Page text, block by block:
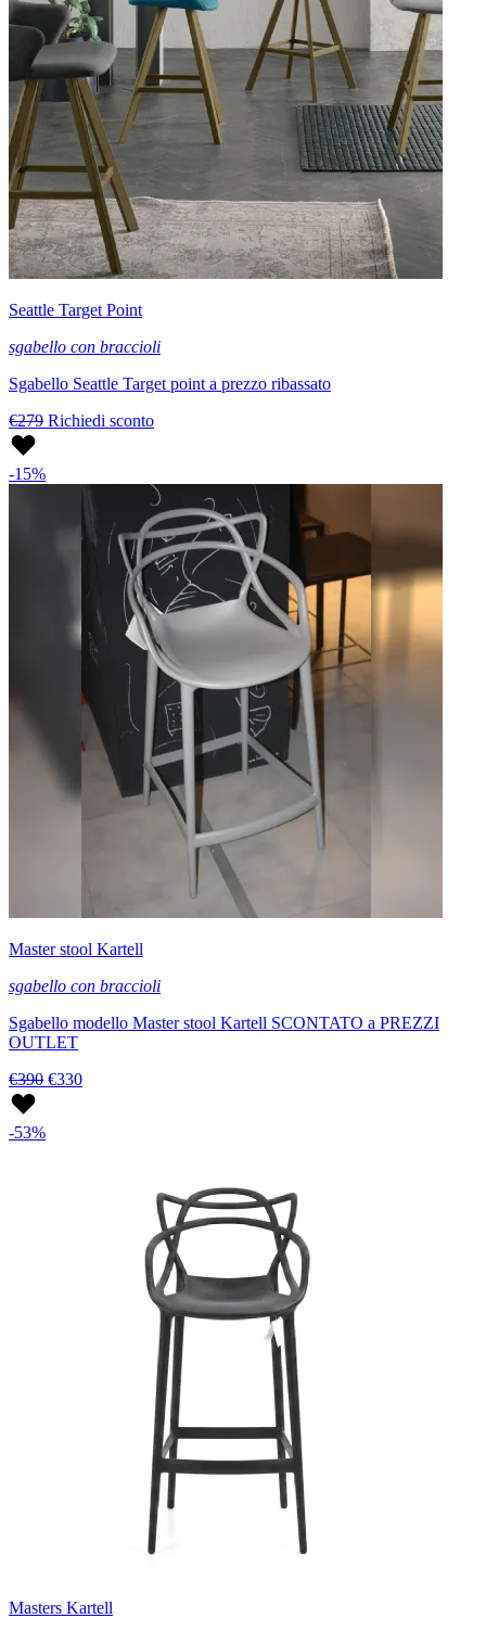
Seattle Target Point
sgabello con braccioli
Sgabello Seattle Target point a prezzo ribassato
€279 Richiedi sconto
-15%
Master stool Kartell
sgabello con braccioli
Sgabello modello Master stool Kartell SCONTATO a PREZZI
OUTLET
€390 €330
-53%
Masters Kartell